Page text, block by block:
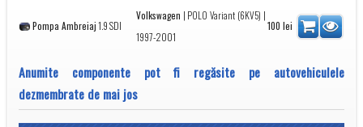
Pompa Ambreiaj1.9 SDI
Volkswagen | POLO Variant (6KV5) |
1997-2001
100 lei
Anumite componente pot fi regăsite pe autovehiculele
dezmembrate de mai jos